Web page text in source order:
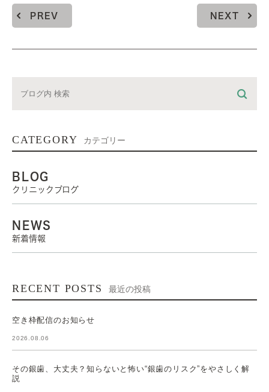
PREV NEXT
CATEGORY カテゴリー
BLOG
クリニックブログ
NEWS
新着情報
RECENT POSTS 最近の投稿
空き枠配信のお知らせ
2026.08.06
その銀歯、大丈夫？知らないと怖い“銀歯のリスク”をやさしく解
説